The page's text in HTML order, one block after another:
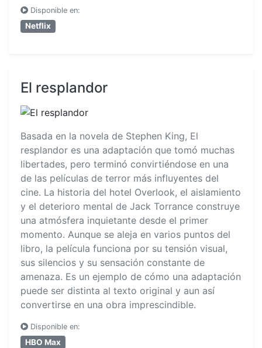
Disponible en:
Netflix
El resplandor
Basada en la novela de Stephen King, El
resplandor es una adaptación que tomó muchas
libertades, pero terminó convirtiéndose en una
de las películas de terror más influyentes del
cine. La historia del hotel Overlook, el aislamiento
y el deterioro mental de Jack Torrance construye
una atmósfera inquietante desde el primer
momento. Aunque se aleja en varios puntos del
libro, la película funciona por su tensión visual,
sus silencios y su sensación constante de
amenaza. Es un ejemplo de cómo una adaptación
puede ser distinta al texto original y aun así
convertirse en una obra imprescindible.
Disponible en:
HBO Max